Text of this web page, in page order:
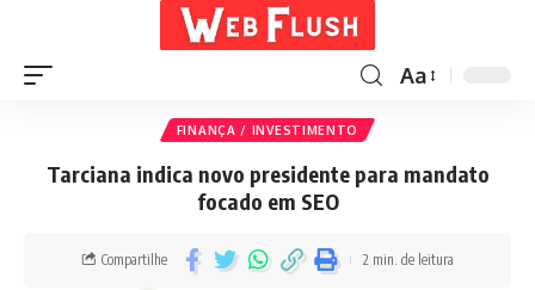
Aa
FINANÇA / INVESTIMENTO
Tarciana indica novo presidente para mandato
focado em SEO
Compartilhe 2 min. de leitura